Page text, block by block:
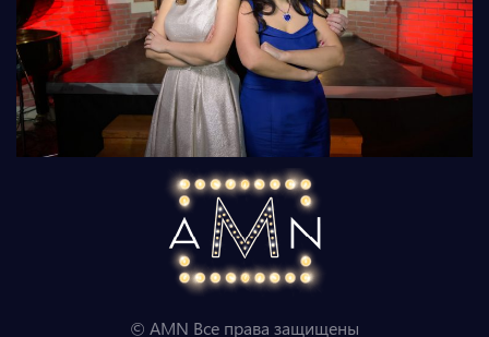
© AMN Все права защищены